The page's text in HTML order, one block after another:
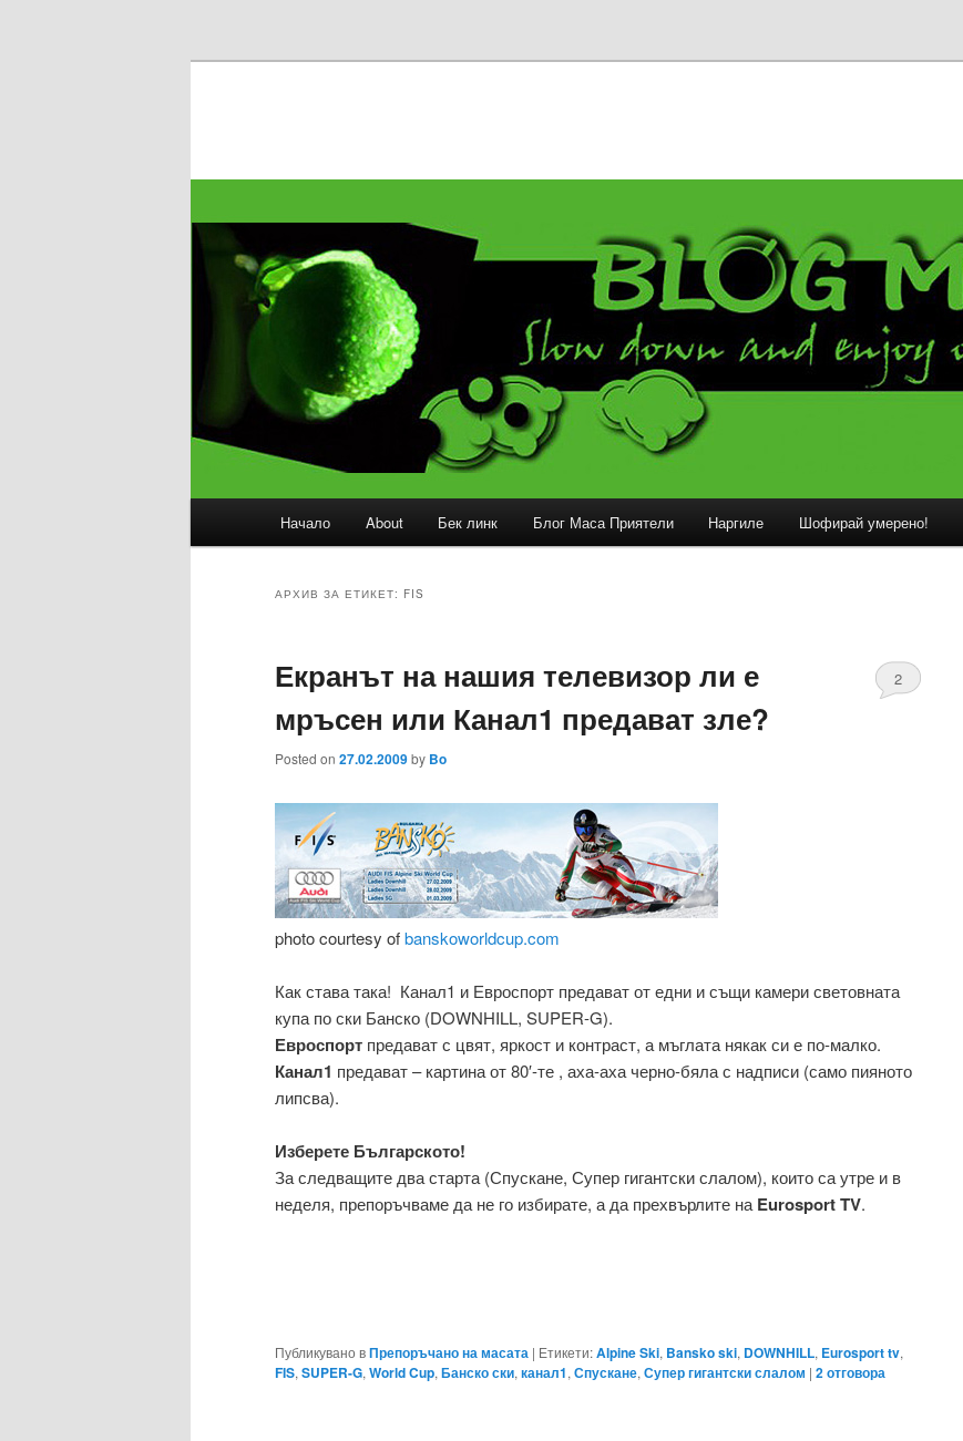
Към
Към
Начало About Бек линк Блог Маса Приятели Наргиле Шофирай умерено!
АРХИВ ЗА ЕТИКЕТ: FIS
Екранът на нашия телевизор ли е
мръсен или Канал1 предават зле?
Posted on 27.02.2009by Bo
2
photo courtesy ofbanskoworldcup.com
Как става така! Канал1 и Евроспорт предават от едни и същи камери световната
купа по ски Банско (DOWNHILL, SUPER-G).
Евроспорт предават с цвят, яркост и контраст, а мъглата някак си е по-малко.
Канал1 предават – картина от 80′-те , аха-аха черно-бяла с надписи (само пияното
липсва).
Изберете Българското!
За следващите два старта (Спускане, Супер гигантски слалом), които са утре и в
неделя, препоръчваме да не го избирате, а да прехвърлите на Eurosport TV.
Публикувано вПрепоръчано на масата | Етикети:Alpine Ski, Bansko ski, DOWNHILL, Eurosport tv,
FIS, SUPER-G, World Cup, Банско ски, канал1, Спускане, Супер гигантски слалом | 2отговора